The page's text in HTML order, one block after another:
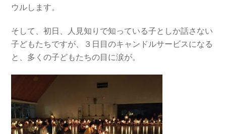
ウルします。
そして、初日、人見知りで知っている子としか話さない
子どもたちですが、３日目のキャンドルサービスになる
と、多くの子どもたちの目に涙が。